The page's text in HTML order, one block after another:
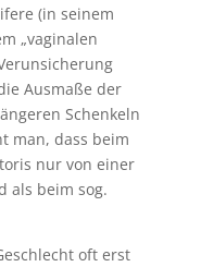
(in seinem
„vaginalen
Ausmaße der
Schenkeln
man, dass beim
nur von einer
als beim sog.
oft erst